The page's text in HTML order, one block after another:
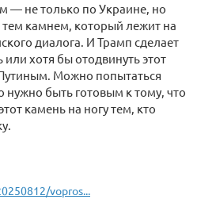
— не только по Украине, но
камнем, который лежит на
диалога. И Трамп сделает
или хотя бы отодвинуть этот
Можно попытаться
быть готовым к тому, что
камень на ногу тем, кто
vopros...